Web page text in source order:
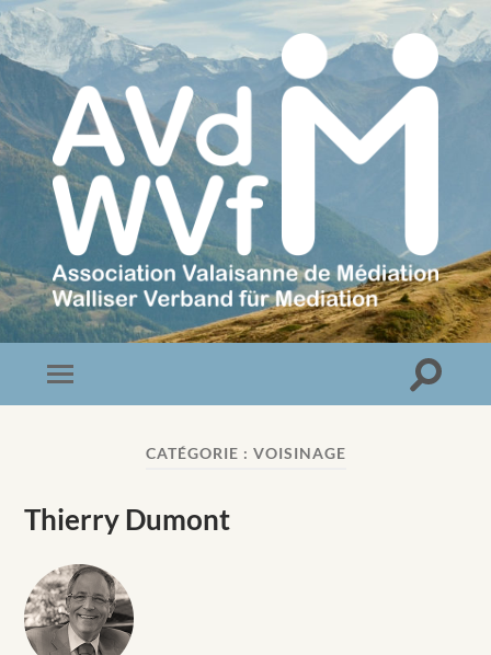
Association
Valaisanne
de
Toggle
mobile
Toggle
CATÉGORIE : VOISINAGE
Thierry Dumont